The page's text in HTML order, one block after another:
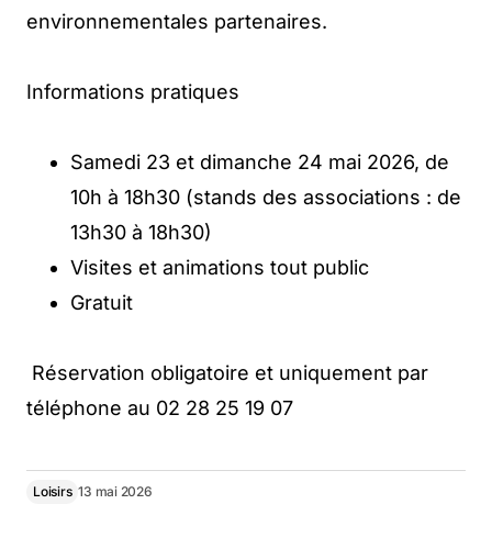
environnementales partenaires.
Informations pratiques
Samedi 23 et dimanche 24 mai 2026, de
10h à 18h30 (stands des associations : de
13h30 à 18h30)
Visites et animations tout public
Gratuit
Réservation obligatoire et uniquement par
téléphone au 02 28 25 19 07
Loisirs 13 mai 2026